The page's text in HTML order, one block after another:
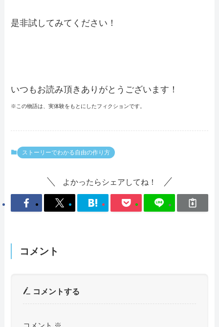
是非試してみてください！
いつもお読み頂きありがとうございます！
※この物語は、実体験をもとにしたフィクションです。
ストーリーでわかる自由の作り方
よかったらシェアしてね！
コメント
コメントする
コメント ※